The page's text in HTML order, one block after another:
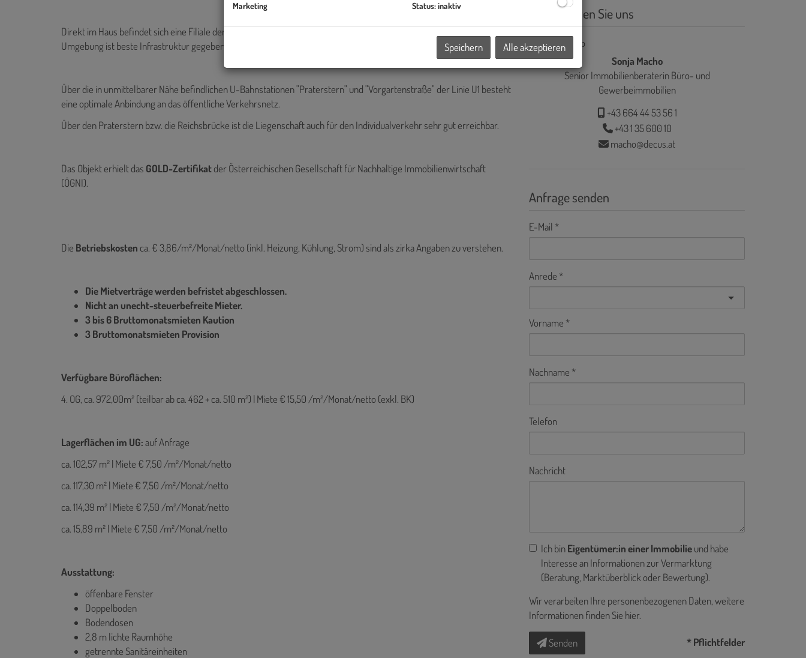
Direkt im Haus befindet sich eine Filiale der Supermarktkette Billa. Durch eine Vielzahl an Gastronomie in der
Umgebung ist beste Infrastruktur gegeben.
Über die in unmittelbarer Nähe befindlichen U-Bahnstationen "Praterstern" und "Vorgartenstraße" der Linie U1 besteht
eine optimale Anbindung an das öffentliche Verkehrsnetz.
Über den Praterstern bzw. die Reichsbrücke ist die Liegenschaft auch für den Individualverkehr sehr gut erreichbar.
Das Objekt erhielt das GOLD-Zertifikatder Österreichischen Gesellschaft für Nachhaltige Immobilienwirtschaft
(ÖGNI).
Die Betriebskosten ca. € 3,86/m²/Monat/netto (inkl. Heizung, Kühlung, Strom) sind als zirka Angaben zu verstehen.
Die Mietverträge werden befristet abgeschlossen.
Nicht an unecht-steuerbefreite Mieter.
3 bis 6 Bruttomonatsmieten Kaution
3 Bruttomonatsmieten Provision
Verfügbare Büroflächen:
4. OG, ca. 972,00m² (teilbar ab ca. 462 + ca. 510 m²) | Miete € 15,50 /m²/Monat/netto (exkl. BK)
Lagerflächen im UG:auf Anfrage
ca. 102,57 m² | Miete € 7,50 /m²/Monat/netto
ca. 117,30 m² | Miete € 7,50 /m²/Monat/netto
ca. 114,39 m² | Miete € 7,50 /m²/Monat/netto
ca. 15,89 m² | Miete € 7,50 /m²/Monat/netto
Ausstattung:
öffenbare Fenster
Doppelboden
Bodendosen
2,8 m lichte Raumhöhe
getrennte Sanitäreinheiten
Kontaktieren Sie uns
Sonja Macho
Senior Immobilienberaterin Büro- und
Gewerbeimmobilien
+43 664 44 53 56 1
+43 1 35 600 10
macho@decus.at
Anfrage senden
E-Mail
Anrede
Vorname
Nachname
Telefon
Nachricht
Ich binEigentümer:in einer Immobilieund habe
Interesse an Informationen zur Vermarktung
(Beratung, Marktüberblick oder Bewertung).
Wir verarbeiten Ihre personenbezogenen Daten, weitere
Informationen finden Sie hier.
Senden * Pflichtfelder
Marketing Status: inaktiv
Speichern Alle akzeptieren